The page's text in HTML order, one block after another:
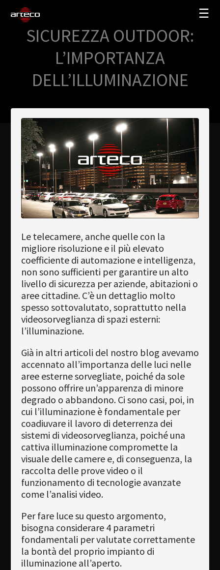
☰
My Arteco
Dove
acquistare
Newsletter
Download
Lingua
SOLUZIONI
AZIENDA
TRAINING
PARTNERS
NEWS
SUPPORTO
SICUREZZA OUTDOOR:
L’IMPORTANZA
DELL’ILLUMINAZIONE
Le telecamere, anche quelle con la
migliore risoluzione e il più elevato
coefficiente di automazione e intelligenza,
non sono sufficienti per garantire un alto
livello di sicurezza per aziende, abitazioni o
aree cittadine. C’è un dettaglio molto
spesso sottovalutato, soprattutto nella
videosorveglianza di spazi esterni:
l’illuminazione.
Già in altri articoli del nostro blog avevamo
accennato all’importanza delle luci nelle
aree esterne sorvegliate, poiché da sole
possono offrire un’apparenza di minore
degrado o abbandono. Ci sono casi, poi, in
cui l’illuminazione è fondamentale per
coadiuvare il lavoro di deterrenza dei
sistemi di videosorveglianza, poiché una
cattiva illuminazione compromette la
visuale delle camere e, di conseguenza, la
raccolta delle prove video o il
funzionamento di tecnologie avanzate
come l’analisi video.
Per fare luce su questo argomento,
bisogna considerare 4 parametri
fondamentali per valutate correttamente
la bontà del proprio impianto di
illuminazione all’aperto.